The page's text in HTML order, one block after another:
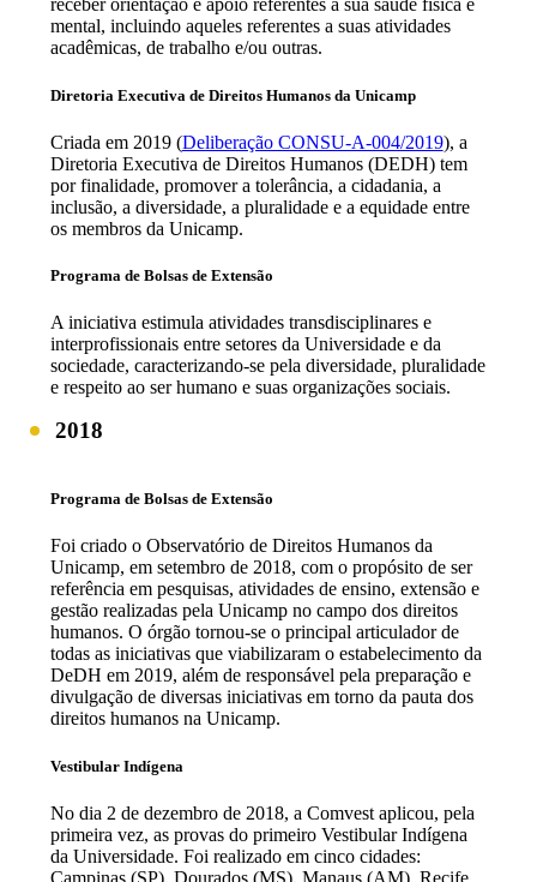
receber orientação e apoio referentes à sua saúde física e
mental, incluindo aqueles referentes a suas atividades
acadêmicas, de trabalho e/ou outras.
Diretoria Executiva de Direitos Humanos da Unicamp
Criada em 2019 (Deliberação CONSU-A-004/2019), a
Diretoria Executiva de Direitos Humanos (DEDH) tem
por finalidade, promover a tolerância, a cidadania, a
inclusão, a diversidade, a pluralidade e a equidade entre
os membros da Unicamp.
Programa de Bolsas de Extensão
A iniciativa estimula atividades transdisciplinares e
interprofissionais entre setores da Universidade e da
sociedade, caracterizando-se pela diversidade, pluralidade
e respeito ao ser humano e suas organizações sociais.
2018
Programa de Bolsas de Extensão
Foi criado o Observatório de Direitos Humanos da
Unicamp, em setembro de 2018, com o propósito de ser
referência em pesquisas, atividades de ensino, extensão e
gestão realizadas pela Unicamp no campo dos direitos
humanos. O órgão tornou-se o principal articulador de
todas as iniciativas que viabilizaram o estabelecimento da
DeDH em 2019, além de responsável pela preparação e
divulgação de diversas iniciativas em torno da pauta dos
direitos humanos na Unicamp.
Vestibular Indígena
No dia 2 de dezembro de 2018, a Comvest aplicou, pela
primeira vez, as provas do primeiro Vestibular Indígena
da Universidade. Foi realizado em cinco cidades:
Campinas (SP), Dourados (MS), Manaus (AM), Recife